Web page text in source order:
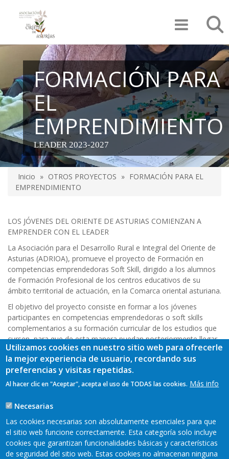
contenido
FORMACIÓN PARA
EL
EMPRENDIMIENTO
LEADER 2023-2027
Sobrescribir
de
ayuda
a
la
navegación
Inicio OTROS PROYECTOS
FORMACIÓN PARA EL
EMPRENDIMIENTO
LOS JÓVENES DEL ORIENTE DE ASTURIAS COMIENZAN A
EMPRENDER CON EL LEADER
La Asociación para el Desarrollo Rural e Integral del Oriente de
Asturias (ADRIOA), promueve el proyecto de Formación en
competencias emprendedoras Soft Skill, dirigido a los alumnos
de Formación Profesional de los centros educativos de su
ámbito territorial de actuación, en la Comarca oriental asturiana.
El objetivo del proyecto consiste en formar a los jóvenes
participantes en competencias emprendedoras o soft skills
complementarios a su formación curricular de los estudios que
cursen, para que de esta manera puedan posteriormente llegar
a emprender una idea de negocios y opten, si así lo desean, a
las ayudas LEADER del Oriente de Asturias.
🎞VÍDEO EMPRENDIMIENTO JOVEN
🎧 PODCAST "EMPRENDIENDO EN EL ORIENTE"
Utilizamos cookies en nuestro sitio web para ofrecerle
la mejor experiencia de usuario, recordando sus
preferencias y visitas repetidas.
Al hacer clic en "Aceptar", acepta el uso de TODAS las cookies. Más info
Necesarias
Las cookies necesarias son absolutamente esenciales para que
el sitio web funcione correctamente. Esta categoría solo incluye
cookies que garantizan funcionalidades básicas y características
de seguridad del sitio web. Estas cookies no almacenan ninguna